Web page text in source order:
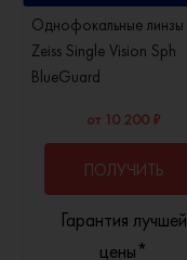
Однофокальные линзы
Zeiss Single Vision Sph
BlueGuard
от 10 200 ₽
ПОЛУЧИТЬ
КОНСУЛЬТАЦИЮ
Гарантия лучшей
цены*